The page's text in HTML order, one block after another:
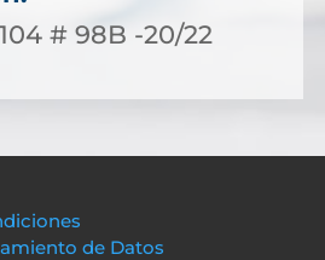
# 98B -20/22
de Datos